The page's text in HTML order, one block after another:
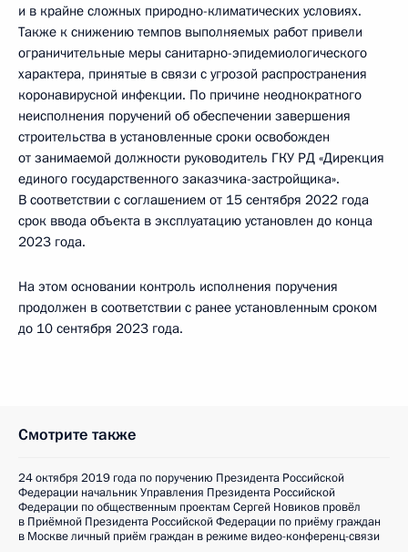
и в крайне сложных природно-климатических условиях.
Также к снижению темпов выполняемых работ привели
ограничительные меры санитарно-эпидемиологического
характера, принятые в связи с угрозой распространения
коронавирусной инфекции. По причине неоднократного
неисполнения поручений об обеспечении завершения
строительства в установленные сроки освобожден
от занимаемой должности руководитель ГКУ РД «Дирекция
единого государственного заказчика-застройщика».
В соответствии с соглашением от 15 сентября 2022 года
срок ввода объекта в эксплуатацию установлен до конца
2023 года.
На этом основании контроль исполнения поручения
продолжен в соответствии с ранее установленным сроком
до 10 сентября 2023 года.
Смотрите также
24 октября 2019 года по поручению Президента Российской
Федерации начальник Управления Президента Российской
Федерации по общественным проектам Сергей Новиков провёл
в Приёмной Президента Российской Федерации по приёму граждан
в Москве личный приём граждан в режиме видео-конференц-связи